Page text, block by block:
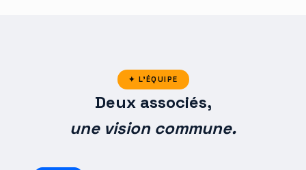
✦ L'ÉQUIPE
Deux associés,
une vision commune.